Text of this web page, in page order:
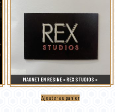
MAGNET EN RESINE « REX STUDIOS »
Ajouter au panier